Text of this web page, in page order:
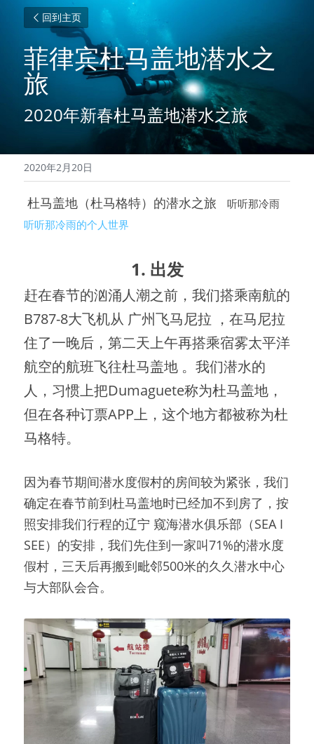
回到主页
菲律宾杜马盖地潜水之
旅
2020年新春杜马盖地潜水之旅
2020年2月20日
杜马盖地（杜马格特）的潜水之旅 听听那冷雨
听听那冷雨的个人世界
1. 出发
赶在春节的汹涌人潮之前，我们搭乘南航的
B787-8大飞机从 广州飞马尼拉 ，在马尼拉
住了一晚后，第二天上午再搭乘宿雾太平洋
航空的航班飞往杜马盖地 。 我们潜水的
人，习惯上把Dumaguete称为杜马盖地，
但在各种订票APP上，这个地方都被称为杜
马格特。
因为春节期间潜水度假村的房间较为紧张，我们
确定在春节前到杜马盖地时已经加不到房了，按
照安排我们行程的辽宁 窥海潜水俱乐部（SEA I
SEE）的安排，我们先住到一家叫71%的潜水度
假村，三天后再搬到毗邻500米的久久潜水中心
与大部队会合。